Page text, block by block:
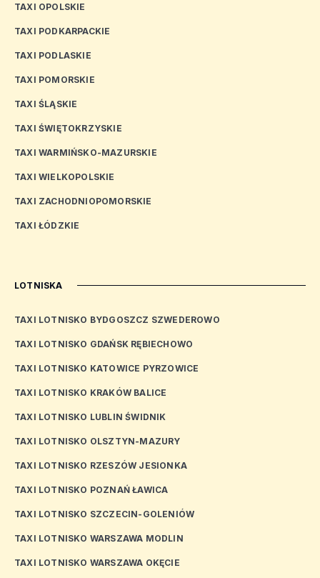
TAXI OPOLSKIE
TAXI PODKARPACKIE
TAXI PODLASKIE
TAXI POMORSKIE
TAXI ŚLĄSKIE
TAXI ŚWIĘTOKRZYSKIE
TAXI WARMIŃSKO-MAZURSKIE
TAXI WIELKOPOLSKIE
TAXI ZACHODNIOPOMORSKIE
TAXI ŁÓDZKIE
LOTNISKA
TAXI LOTNISKO BYDGOSZCZ SZWEDEROWO
TAXI LOTNISKO GDAŃSK RĘBIECHOWO
TAXI LOTNISKO KATOWICE PYRZOWICE
TAXI LOTNISKO KRAKÓW BALICE
TAXI LOTNISKO LUBLIN ŚWIDNIK
TAXI LOTNISKO OLSZTYN-MAZURY
TAXI LOTNISKO RZESZÓW JESIONKA
TAXI LOTNISKO POZNAŃ ŁAWICA
TAXI LOTNISKO SZCZECIN-GOLENIÓW
TAXI LOTNISKO WARSZAWA MODLIN
TAXI LOTNISKO WARSZAWA OKĘCIE